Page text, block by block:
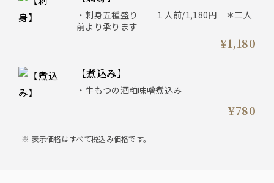
・刺身五種盛り １人前/1,180円 ＊二人
前より承ります
¥1,180
【煮込み】
・牛もつの酒粕味噌煮込み
¥780
表示価格はすべて税込み価格です。